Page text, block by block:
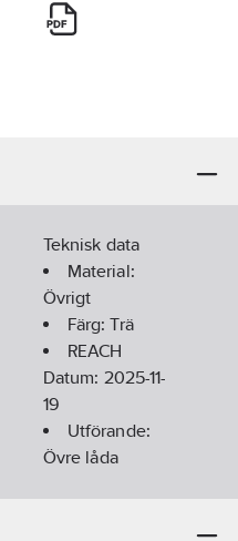
Teknisk data
Material:
Övrigt
Färg:Trä
REACH
Datum: 2025-11-
19
Utförande:
Övre låda